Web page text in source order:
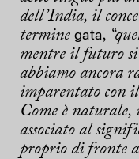
dell’India, il
termine gata,
mentre il futuro
abbiamo ancora
imparentato con
Come è naturale,
associato al
proprio di fronte